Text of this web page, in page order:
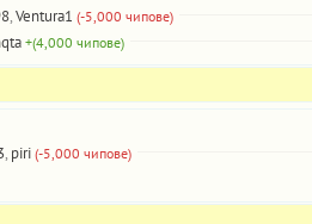
,Ventura1 (-5,000 чипове)
+(4,000 чипове)
, piri (-5,000 чипове)